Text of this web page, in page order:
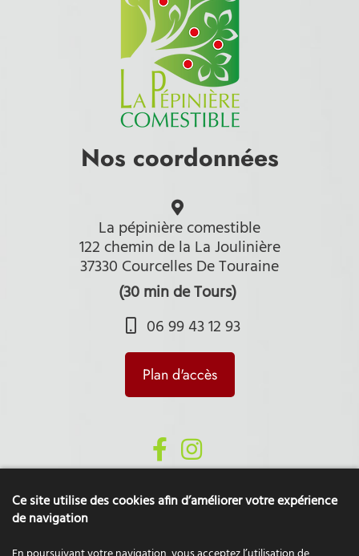
Nos coordonnées
La pépinière comestible
122 chemin de la La Joulinière
37330 Courcelles De Touraine
(30 min de Tours)
06 99 43 12 93
Plan d'accès
Ce site utilise des cookies afin d’améliorer votre expérience
de navigation